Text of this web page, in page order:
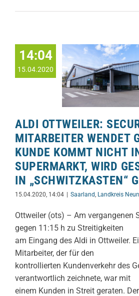
14:04
15.04.2020
ALDI OTTWEILER:
MITARBEITER WENDET
KUNDE KOMMT NICHT
SUPERMARKT, WIRD
N „SCHWITZKASTEN“
15.04.2020, 14:04 | Saarland Landkreis
Ottweiler (ots) – Am vergangenen
gegen 11:15 h zu Streitigkeiten
am Eingang des Aldi in Ottweiler.
Mitarbeiter, der für den
kontrollierten Kundenverkehr des
verantwortlich zeichnete, war mit
einem Kunden in Streit geraten.